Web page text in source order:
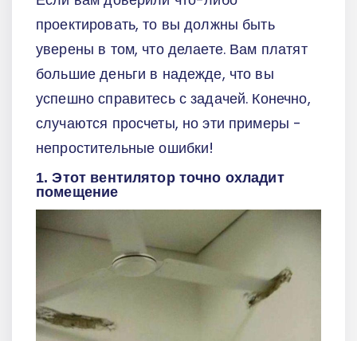
проектировать, то вы должны быть
уверены в том, что делаете. Вам платят
большие деньги в надежде, что вы
успешно справитесь с задачей. Конечно,
случаются просчеты, но эти примеры -
непростительные ошибки!
1. Этот вентилятор точно охладит
помещение